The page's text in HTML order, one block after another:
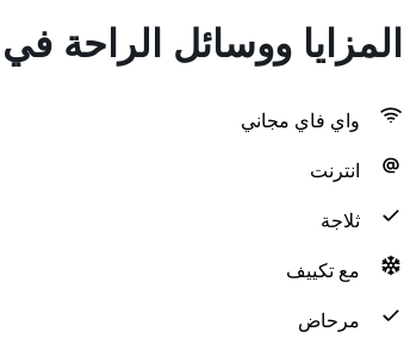
المزايا ووسائل الراحة في
واي فاي مجاني
انترنت
ثلاجة
مع تكييف
مرحاض